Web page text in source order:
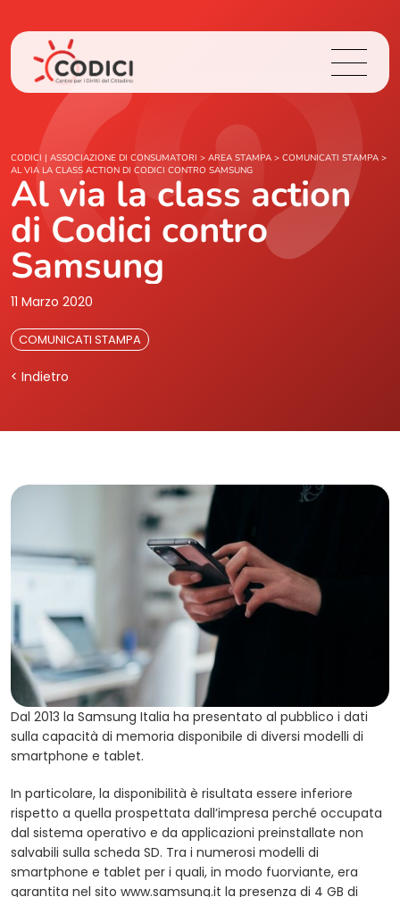
Chi Siamo
Cosa Facciamo
Area Stampa
CODICI | ASSOCIAZIONE DI CONSUMATORI > AREA STAMPA > COMUNICATI STAMPA >
AL VIA LA CLASS ACTION DI CODICI CONTRO SAMSUNG
Al via la class action
di Codici contro
Samsung
11 Marzo 2020
COMUNICATI STAMPA
< Indietro
Dal 2013 la Samsung Italia ha presentato al pubblico i dati
sulla capacità di memoria disponibile di diversi modelli di
smartphone e tablet.
In particolare, la disponibilità è risultata essere inferiore
rispetto a quella prospettata dall’impresa perché occupata
dal sistema operativo e da applicazioni preinstallate non
salvabili sulla scheda SD. Tra i numerosi modelli di
smartphone e tablet per i quali, in modo fuorviante, era
garantita nel sito www.samsung.it la presenza di 4 GB di